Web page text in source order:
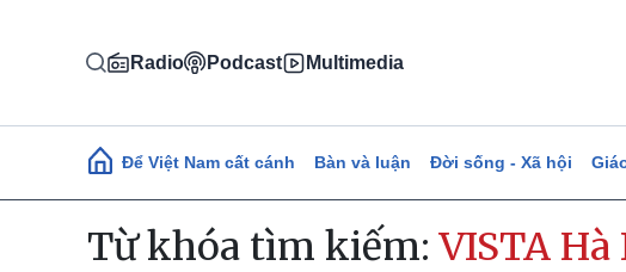
Radio Podcast Multimedia
Main navigation
Để Việt Nam cất cánh Bàn và luận Đời sống - Xã hội
Từ khóa tìm kiếm:VISTA Hà